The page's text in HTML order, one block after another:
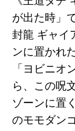
が出た時」
封龍 ギャイ
ンに置かれ
「ヨビニオ
ら、この呪
ゾーンに置
のモモダン